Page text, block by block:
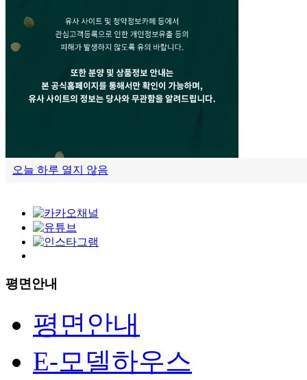
유사 홈페이지 주의
오늘 하루 열지 않음
평면안내
평면안내
E-모델하우스